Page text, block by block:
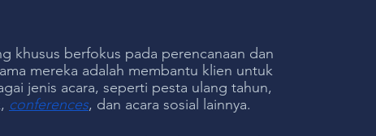
khusus berfokus pada perencanaan dan
mereka adalah membantu klien untuk
jenis acara, seperti pesta ulang tahun,
conferences, dan acara sosial lainnya.